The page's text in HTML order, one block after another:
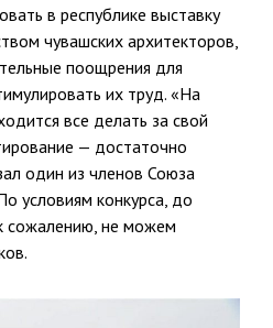
в республике выставку
чувашских архитекторов,
поощрения для
их труд. «На
все делать за свой
— достаточно
один из членов Союза
условиям конкурса, до
сожалению, не можем